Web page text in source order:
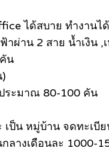
ได้สบาย ทำงานไ
าผ่าน 2 สาย น้ำเงิน ,
น
ระมาณ 80-100 คัน
เป็น หมู่บ้าน จดทะเบี
ลางเดือนละ 1000-